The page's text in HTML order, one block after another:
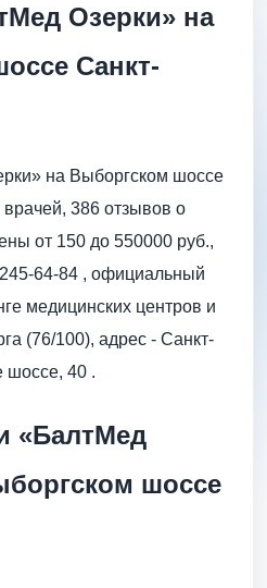
Озерки» на
Санкт-
на Выборгском шоссе
386 отзывов о
от 150 до 550000 руб.,
64-84 , официальный
медицинских центров и
(76/100), адрес - Санкт-
шоссе, 40 .
«БалтМед
шоссе